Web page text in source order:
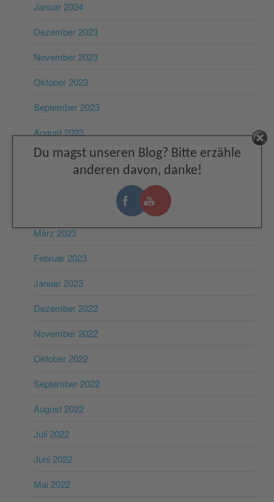
Januar 2024
Dezember 2023
November 2023
Oktober 2023
September 2023
August 2023
Juli 2023
März 2023
Februar 2023
Januar 2023
Dezember 2022
November 2022
Oktober 2022
September 2022
August 2022
Juli 2022
Juni 2022
Mai 2022
Du magst unseren Blog? Bitte erzähle
anderen davon, danke!
Facebook